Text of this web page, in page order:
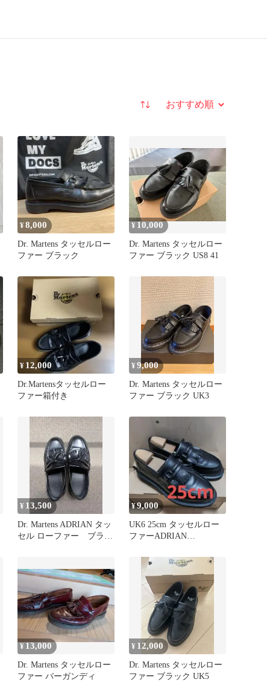
並び替え
¥8,000
Dr. Martens タッセルロー
ファー ブラック
¥ 10,000
Dr. Martens タッセルロー
ファー ブラック US8 41
¥ 12,000
Dr.Martensタッセルロー
ファー箱付き
¥9,000
Dr. Martens タッセルロー
ファー ブラック UK3
¥ 13,500
Dr. Martens ADRIAN タッ
セル ローファー ブラッ
¥9,000
UK6 25cm タッセルロー
ファーADRIAN
¥ 13,000
Dr. Martens タッセルロー
ファー バーガンディ
¥ 12,000
Dr. Martens タッセルロー
ファー ブラック UK5